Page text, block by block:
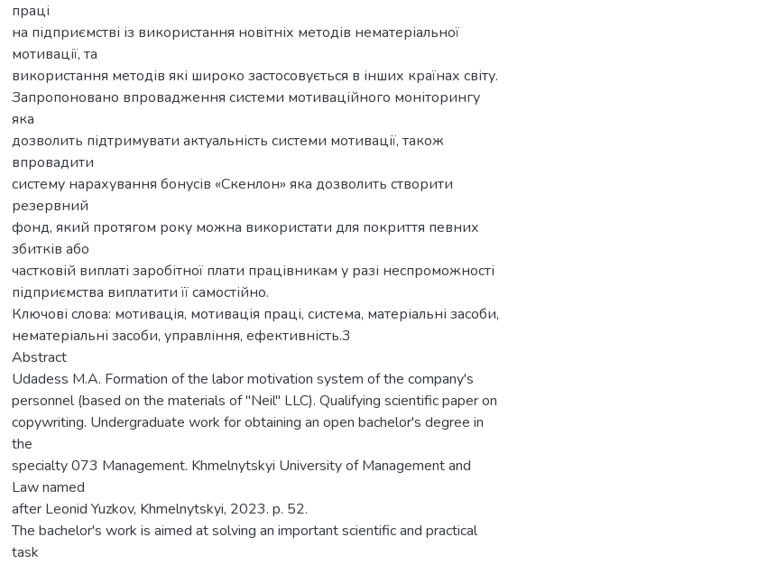
праці
на підприємстві із використання новітніх методів нематеріальної
мотивації, та
використання методів які широко застосовується в інших країнах світу.
Запропоновано впровадження системи мотиваційного моніторингу
яка
дозволить підтримувати актуальність системи мотивації, також
впровадити
систему нарахування бонусів «Скенлон» яка дозволить створити
резервний
фонд, який протягом року можна використати для покриття певних
збитків або
частковій виплаті заробітної плати працівникам у разі неспроможності
підприємства виплатити її самостійно.
Ключові слова: мотивація, мотивація праці, система, матеріальні засоби,
нематеріальні засоби, управління, ефективність.3
Abstract
Udadess M.A. Formation of the labor motivation system of the company's
personnel (based on the materials of "Neil" LLC). Qualifying scientific paper on
copywriting. Undergraduate work for obtaining an open bachelor's degree in
the
specialty 073 Management. Khmelnytskyi University of Management and
Law named
after Leonid Yuzkov, Khmelnytskyi, 2023. p. 52.
The bachelor's work is aimed at solving an important scientific and practical
task